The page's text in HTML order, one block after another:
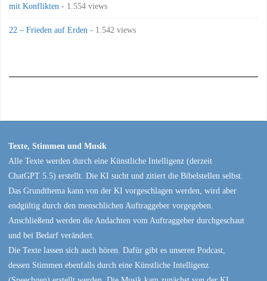
mit Konflikten - 1.554 views
22 – Frieden auf Erden - 1.542 views
Texte, Stimmen und Musik
Alle Texte werden durch eine Künstliche Intelligenz (derzeit
ChatGPT 5.5) erstellt. Die KI sucht und zitiert die Bibelstellen selbst.
Das Grundthema kann von der KI vorgeschlagen werden, wird aber
endgültig durch den menschlichen Auftraggeber vorgegeben.
Anschließend werden die Andachten vom Auftraggeber durchgeschaut
und bei Bedarf verändert.
Die Texte lassen sich auch hören. Dafür gibt es unseren Podcast,
dessen Stimmen ebenfalls durch eine Künstliche Intelligenz